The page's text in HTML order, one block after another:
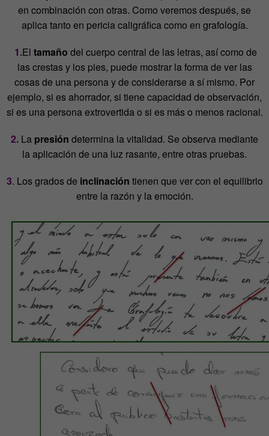
en combinación con otras. Como veremos después, se
aplica tanto en pericia caligráfica como en grafología.
1.El tamaño del cuerpo central de las letras, así como de
las crestas y los pies, puede mostrar la forma de ver las
cosas de una persona y de considerarse a sí mismo. Por
ejemplo, si es ahorrador, si tiene capacidad de observación,
si es una persona extrovertida o si es más o menos racional.
2. La presión determina la vitalidad. Se observa mediante
la aplicación de una luz rasante, entre otras pruebas.
3. Los grados de inclinación tienen que ver con el equilibrio
entre la razón y la emoción.